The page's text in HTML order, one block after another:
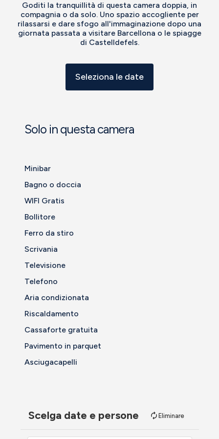
Goditi la tranquillità di questa camera doppia, in
compagnia o da solo. Uno spazio accogliente per
rilassarsi e dare sfogo all'immaginazione dopo una
giornata passata a visitare Barcellona o le spiagge
di Castelldefels.
Seleziona le date
Solo in questa camera
Minibar
Bagno o doccia
WIFI Gratis
Bollitore
Ferro da stiro
Scrivania
Televisione
Telefono
Aria condizionata
Riscaldamento
Cassaforte gratuita
Pavimento in parquet
Asciugacapelli
Scelga date e persone Eliminare